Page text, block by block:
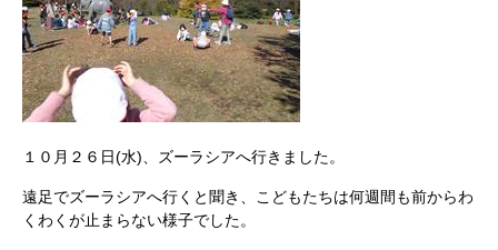
１０月２６日(水)、ズーラシアへ行きました。
遠足でズーラシアへ行くと聞き、こどもたちは何週間も前からわ
くわくが止まらない様子でした。